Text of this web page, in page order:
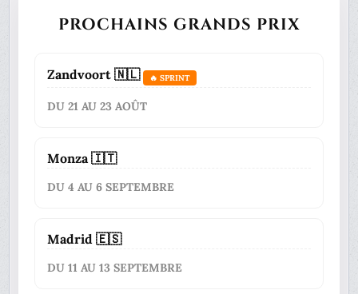
PROCHAINS GRANDS PRIX
Zandvoort 🇳🇱 🔥 SPRINT
DU 21 AU 23 AOÛT
Monza 🇮🇹
DU 4 AU 6 SEPTEMBRE
Madrid 🇪🇸
DU 11 AU 13 SEPTEMBRE